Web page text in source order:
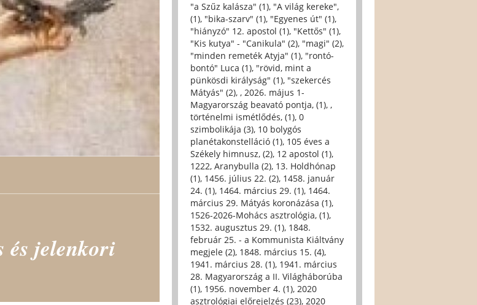
és jelenkori
"a Szűz kalásza" (1), "A világ kereke",
(1), "bika-szarv" (1), "Egyenes út" (1),
"hiányzó" 12. apostol (1), "Kettős" (1),
"Kis kutya" - "Canikula" (2), "magi" (2),
"minden remeték Atyja" (1), "rontó-
bontó" Luca (1), "rövid, mint a
pünkösdi királyság" (1), "szekercés
Mátyás" (2), , 2026. május 1-
Magyarország beavató pontja, (1), ,
történelmi ismétlődés, (1), 0
szimbolikája (3), 10 bolygós
planétakonstelláció (1), 105 éves a
Székely himnusz, (2), 12 apostol (1),
1222, Aranybulla (2), 13. Holdhónap
(1), 1456. július 22. (2), 1458. január
24. (1), 1464. március 29. (1), 1464.
március 29. Mátyás koronázása (1),
1526-2026-Mohács asztrológia, (1),
1532. augusztus 29. (1), 1848.
február 25. - a Kommunista Kiáltvány
megjele (2), 1848. március 15. (4),
1941. március 28. (1), 1941. március
28. Magyarország a II. Világháborúba
(1), 1956. november 4. (1), 2020
asztrológiai előrejelzés (23), 2020